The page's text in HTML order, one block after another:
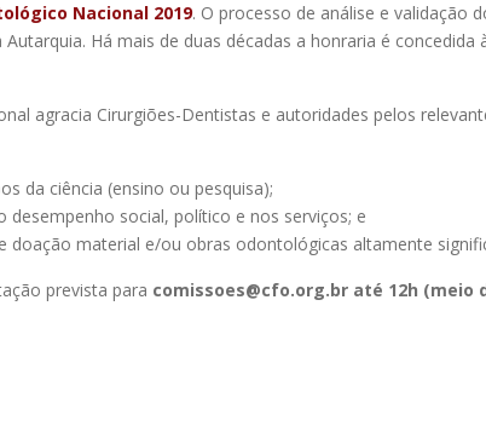
Nacional 2019. O processo de análise e validação
Há mais de duas décadas a honraria é
agracia Cirurgiões-Dentistas e autoridades pelos
da ciência (ensino ou pesquisa);
social, político e nos serviços; e
doação material e/ou obras odontológicas altamente
prevista para comissoes@cfo.org.br até 12h (meio